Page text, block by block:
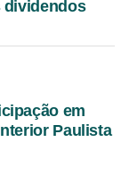
dividendos
em
Paulista